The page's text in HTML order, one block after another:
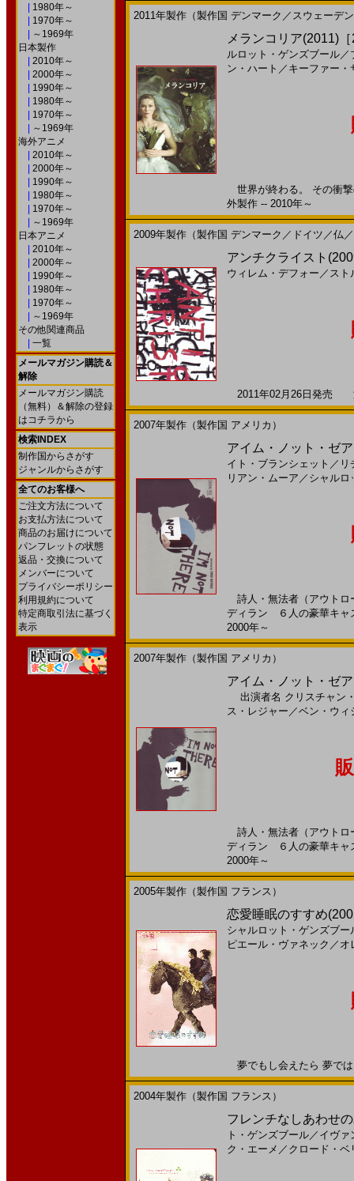
1980年～
1970年～
～1969年
日本製作
2010年～
2000年～
1990年～
1980年～
1970年～
～1969年
海外アニメ
2010年～
2000年～
1990年～
1980年～
1970年～
～1969年
日本アニメ
2010年～
2000年～
1990年～
1980年～
1970年～
～1969年
その他関連商品
一覧
メールマガジン購読＆
解除
メールマガジン購読
（無料）＆解除の登録
はコチラから
検索INDEX
制作国からさがす
ジャンルからさがす
全てのお客様へ
ご注文方法について
お支払方法について
商品のお届けについて
パンフレットの状態
返品・交換について
メンバーについて
プライバシーポリシー
利用規約について
特定商取引法に基づく
表示
2011年製作（製作国 デンマーク／スウェーデ
メランコリア(2011)
ルロット・ゲンズブール／
ン・ハート ／ キーファー・
世界が終わる。 その衝
外製作 -- 2010年～
2009年製作（製作国 デンマーク／ドイツ／仏
アンチクライスト
ウィレム・デフォー ／ スト
2011年02月26日発売
2007年製作（製作国 アメリカ）
アイム・ノット・ゼ
イト・ブランシェット ／ リ
リアン・ムーア ／ シャルロ
詩人・無法者（アウトロ
ディラン ６人の豪華キ
2000年～
2007年製作（製作国 アメリカ）
アイム・ノット・ゼ
出演者名 クリスチャン
ス・レジャー ／ベン・ウィ
詩人・無法者（アウトロ
ディラン ６人の豪華キ
2000年～
2005年製作（製作国 フランス）
恋愛睡眠のすすめ
シャルロット・ゲンズブー
ピエール・ヴァネック ／ オ
夢でもし会えたら 夢で
2004年製作（製作国 フランス）
フレンチなしあわせ
ト・ゲンズブール／ イヴァ
ク・エーメ ／ クロード・ベ